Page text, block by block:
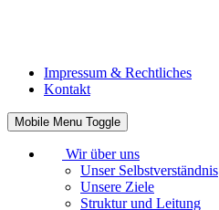
Impressum & Rechtliches
Kontakt
Mobile Menu Toggle
Wir über uns
Unser Selbstverständnis
Unsere Ziele
Struktur und Leitung